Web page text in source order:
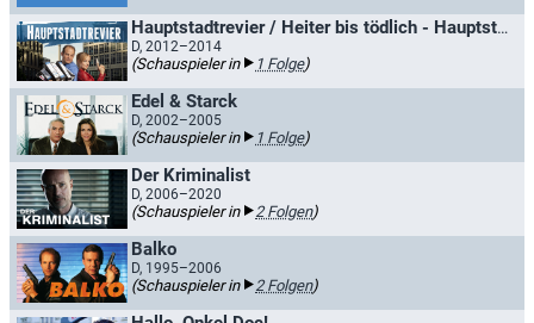
Hauptstadtrevier / Heiter bis tödlich - Hauptstadtrevier
D, 2012–2014
(Schauspieler in 1 Folge)
Edel & Starck
D, 2002–2005
(Schauspieler in 1 Folge)
Der Kriminalist
D, 2006–2020
(Schauspieler in 2 Folgen)
Balko
D, 1995–2006
(Schauspieler in 2 Folgen)